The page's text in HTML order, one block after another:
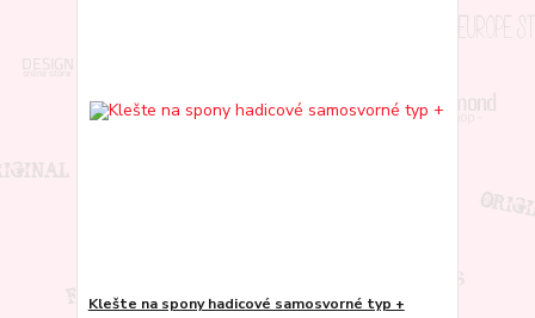
Klešte na spony hadicové samosvorné typ +